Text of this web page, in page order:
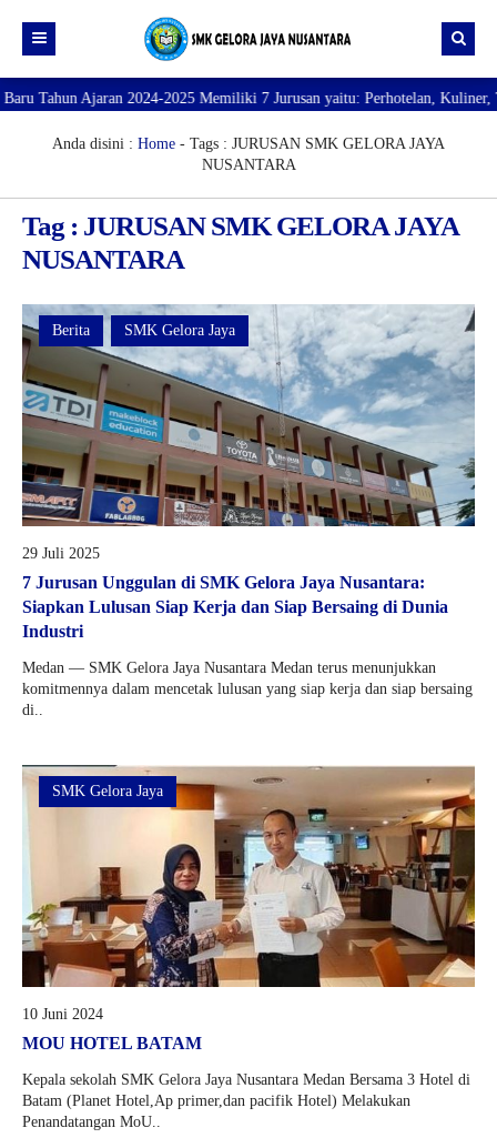
Beranda
Profil
VISI dan MISI
TUJUAN
SARANA PRASARANA
DATA SISWA
DATA GURU
JURUSAN
Galeri
Ajaran 2024-2025 Memiliki 7 Jurusan yaitu: Perhotelan, Kuliner, Tata
Anda disini : Home - Tags : JURUSAN SMK GELORA JAYA
NUSANTARA
Tag : JURUSAN SMK GELORA JAYA
NUSANTARA
Berita SMK Gelora Jaya
29 Juli 2025
7 Jurusan Unggulan di SMK Gelora Jaya Nusantara:
Siapkan Lulusan Siap Kerja dan Siap Bersaing di Dunia
Industri
Medan — SMK Gelora Jaya Nusantara Medan terus menunjukkan
komitmennya dalam mencetak lulusan yang siap kerja dan siap bersaing
di..
SMK Gelora Jaya
10 Juni 2024
MOU HOTEL BATAM
Kepala sekolah SMK Gelora Jaya Nusantara Medan Bersama 3 Hotel di
Batam (Planet Hotel,Ap primer,dan pacifik Hotel) Melakukan
Penandatangan MoU..